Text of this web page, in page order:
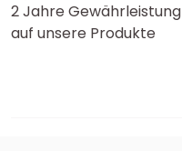
2 Jahre Gewährleistung
auf unsere Produkte